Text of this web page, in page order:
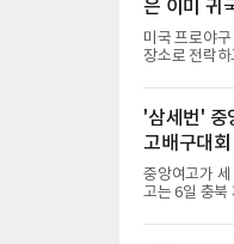
은 이미 귀
미국 프로야
장소로 전락
하 마이너리
이 유독 한국
다.고교 시절
키리그에서
를 거쳐 메츠
'삼세번'
고배구대
중앙여고가
고는 6일 충북
물리치고 우